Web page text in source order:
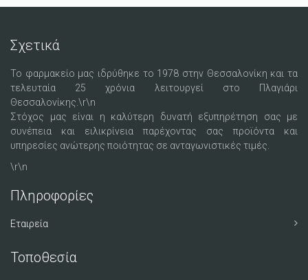
Σχετικά
Το φαρμακείο μας ιδρύθηκε το 1978 στην Θεσσαλονίκη και τα
τελευταία 25 χρόνια λειτουργεί στο Πλαγιάρι
Θεσσαλονίκης.\r\n
Στόχος μας είναι η καλύτερη δυνατή εξυπηρέτηση σας με
συνέπεια και ειλικρίνεια παρέχοντας σας προϊόντα και
υπηρεσίες ανώτερης ποιότητας σε ανταγωνιστικές τιμές.
\r\n
Πληροφορίες
Εταιρεία
Τοποθεσία